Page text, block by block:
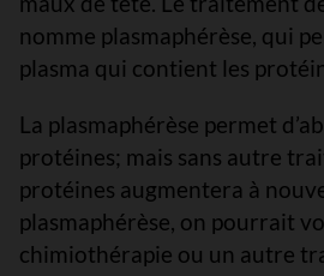
nomme plasmaphérèse, qui
plasma qui contient les
La plasmaphérèse permet
protéines; mais sans autre
protéines augmentera à
plasmaphérèse, on pourrait
chimiothérapie ou un autre